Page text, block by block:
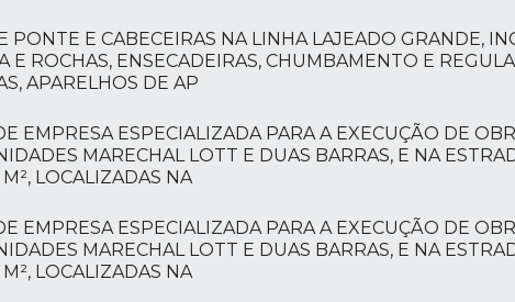
E CABECEIRAS NA LINHA LAJEADO GRANDE,
ROCHAS, ENSECADEIRAS, CHUMBAMENTO E
APARELHOS DE AP
EMPRESA ESPECIALIZADA PARA A EXECUÇÃO DE
MARECHAL LOTT E DUAS BARRAS, E NA
LOCALIZADAS NA
EMPRESA ESPECIALIZADA PARA A EXECUÇÃO DE
MARECHAL LOTT E DUAS BARRAS, E NA
LOCALIZADAS NA